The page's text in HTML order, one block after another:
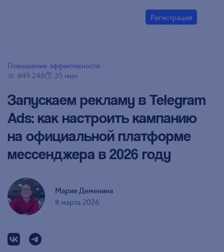
Регистрация
Повышение эффективности
849 246
35 мин
Запускаем рекламу в Telegram
Ads: как настроить кампанию
на официальной платформе
мессенджера в 2026 году
Мария Деменина
8 марта 2026